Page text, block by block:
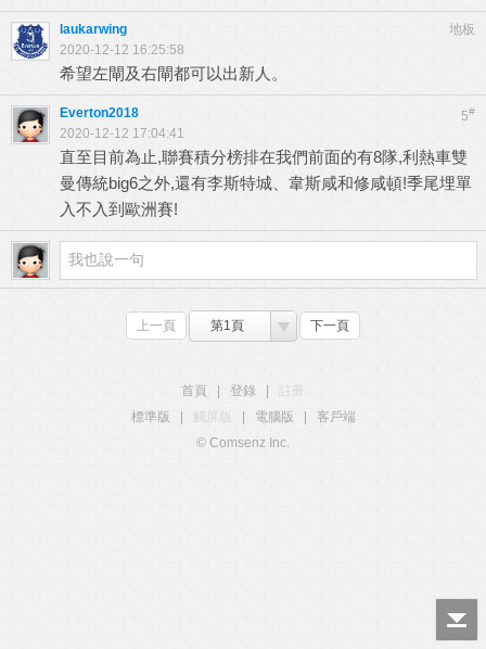
地板
laukarwing
2020-12-12 16:25:58
希望左閘及右閘都可以出新人。
5#
Everton2018
2020-12-12 17:04:41
直至目前為止,聯賽積分榜排在我們前面的有8隊,利熱車雙
曼傳統big6之外,還有李斯特城、韋斯咸和修咸頓!季尾埋單
入不入到歐洲賽!
上一頁 第1頁 下一頁
首頁 登錄
標準版
觸屏版 電腦版
客戶端
© Comsenz Inc.